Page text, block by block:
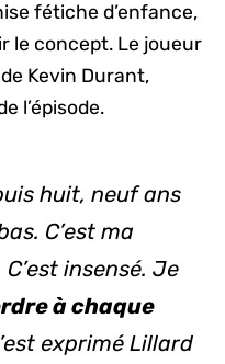
fétiche d’enfance,
le concept. Le joueur
Kevin Durant,
l’épisode.
huit, neuf ans
C’est ma
insensé. Je
à chaque
exprimé Lillard